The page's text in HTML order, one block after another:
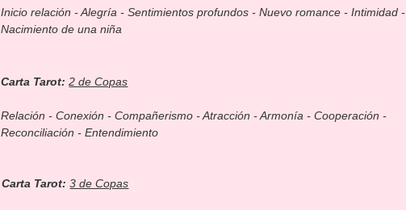
Inicio relación - Alegría - Sentimientos profundos - Nuevo romance - Intimidad -
Nacimiento de una niña
Carta Tarot: 2 de Copas
Relación - Conexión - Compañerismo - Atracción - Armonía - Cooperación -
Reconciliación - Entendimiento
Carta Tarot:3 de Copas